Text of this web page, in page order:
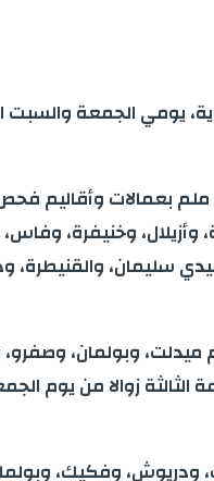
يومي الجمعة والسبت
وأوضحت المديرية، في نشرة إنذارية من مستوى يقظة “برتقالي”، أنه يتوقع أن تتراوح
وما بين 30 و40 ملم بكل من بنسليمان، وخريبكة،
سليمان،
من مرتفعات 1400 متر، ستتراوح ما بين 20 و40 سم بعمالات
وجرادة، وتاوريرت، وذلك من الساعة
وبركان، وميدلت، ودريوش،